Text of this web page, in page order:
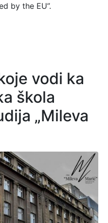
by the EU”.
vodi ka
škola
„Mileva